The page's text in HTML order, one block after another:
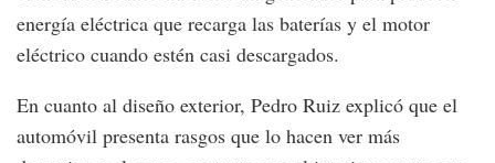
energía eléctrica que recarga las baterías y el motor
eléctrico cuando estén casi descargados.
En cuanto al diseño exterior, Pedro Ruiz explicó que el
automóvil presenta rasgos que lo hacen ver más